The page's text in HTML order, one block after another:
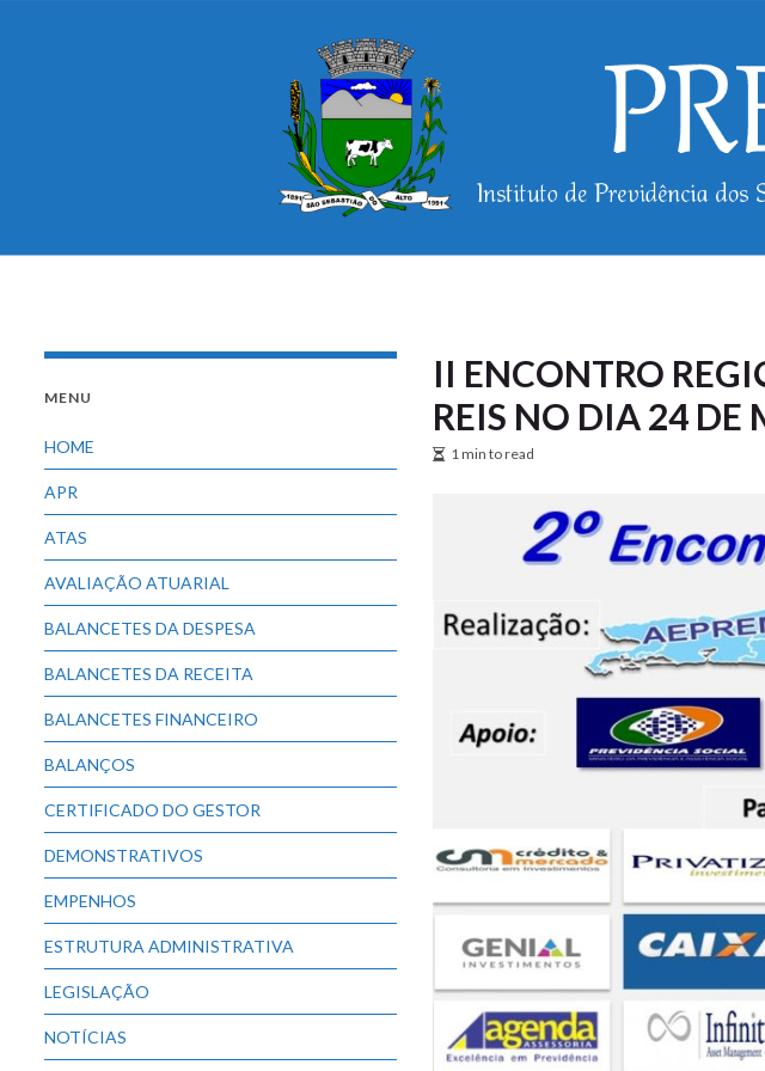
II ENCONTRO
REIS NO DIA 24 DE
1 min to read
MENU
HOME
APR
ATAS
AVALIAÇÃO ATUARIAL
BALANCETES DA DESPESA
BALANCETES DA RECEITA
BALANCETES FINANCEIRO
BALANÇOS
CERTIFICADO DO GESTOR
DEMONSTRATIVOS
EMPENHOS
ESTRUTURA ADMINISTRATIVA
LEGISLAÇÃO
NOTÍCIAS